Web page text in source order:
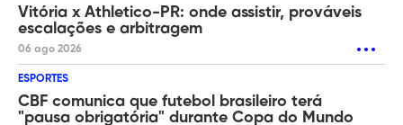
Vitória x Athletico-PR: onde assistir, prováveis
escalações e arbitragem
06 ago 2026
ESPORTES
CBF comunica que futebol brasileiro terá
"pausa obrigatória" durante Copa do Mundo